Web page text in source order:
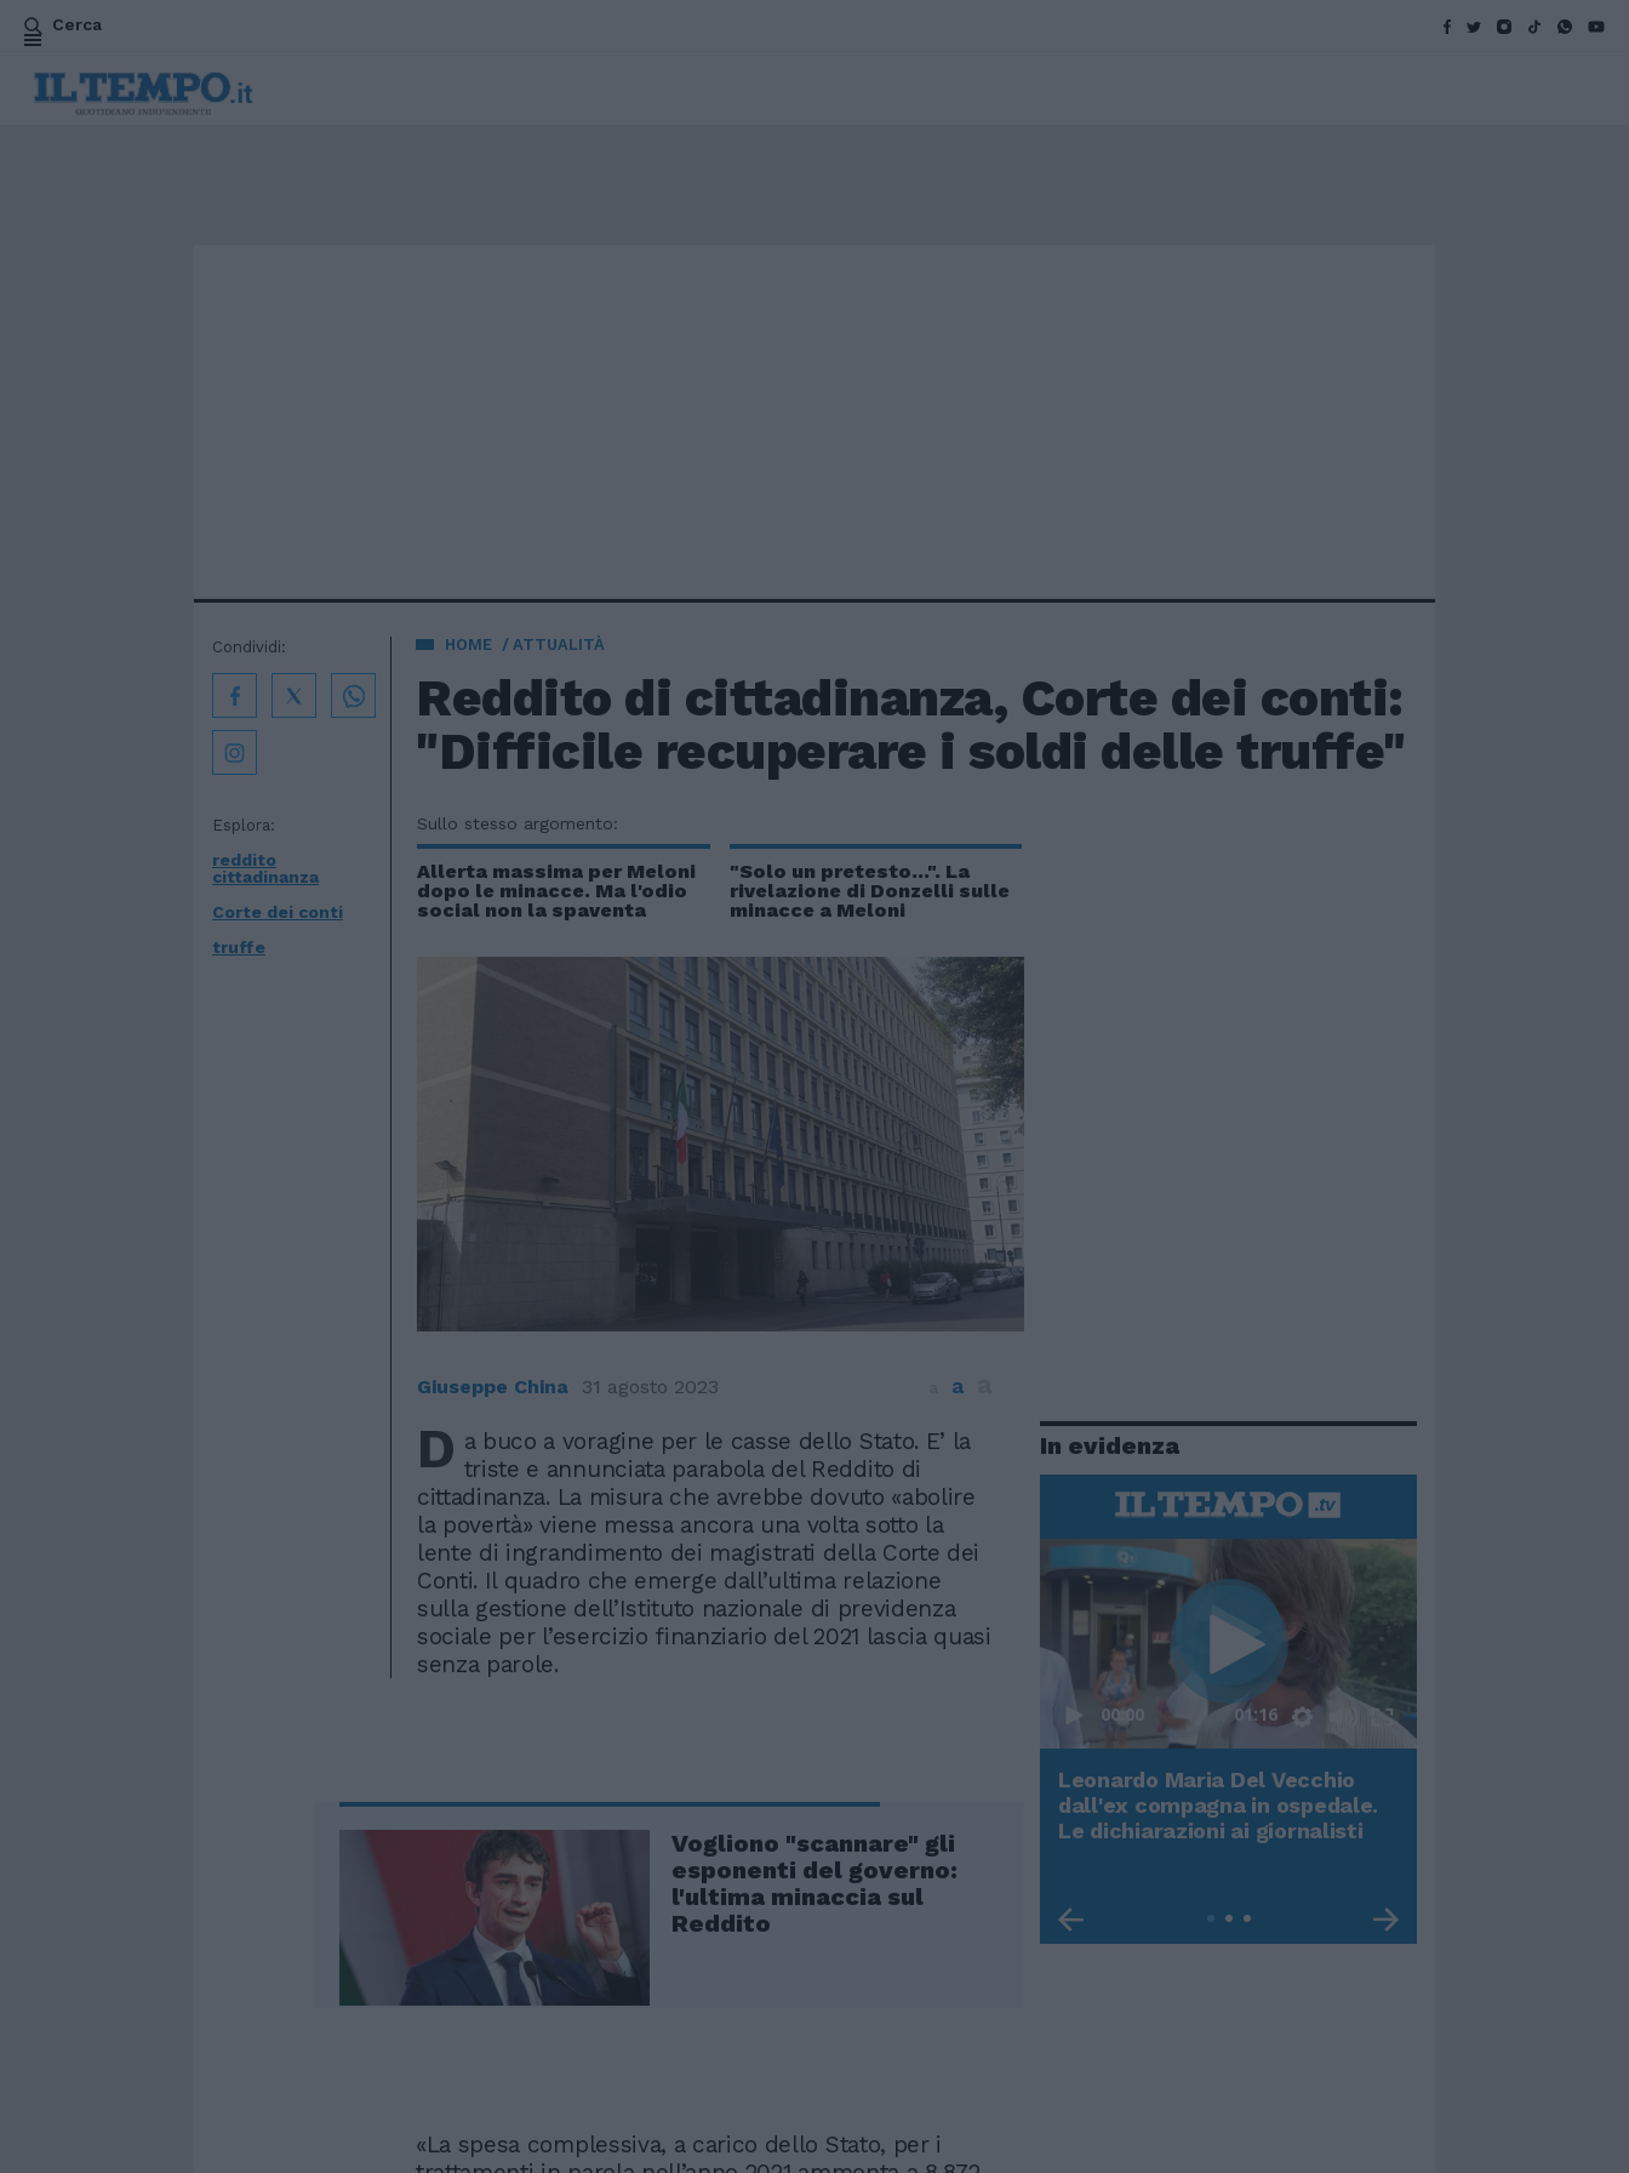
Cerca
HOME ATTUALITÀ
Reddito di cittadinanza, Corte dei conti:
"Difficile recuperare i soldi delle truffe"
Esplora:
reddito
cittadinanza
Corte dei conti
truffe
Condividi:
Sullo stesso argomento:
Allerta massima per Meloni
dopo le minacce. Ma l'odio
social non la spaventa
"Solo un pretesto...". La
rivelazione di Donzelli sulle
minacce a Meloni
Giuseppe China 31 agosto 2023 a
D a buco a voragine per le casse dello Stato. E’ la
triste e annunciata parabola del Reddito di
cittadinanza. La misura che avrebbe dovuto «abolire
la povertà» viene messa ancora una volta sotto la
lente di ingrandimento dei magistrati della Corte dei
Conti. Il quadro che emerge dall’ultima relazione
sulla gestione dell’Istituto nazionale di previdenza
sociale per l’esercizio finanziario del 2021 lascia quasi
senza parole.
Vogliono "scannare" gli
esponenti del governo:
l'ultima minaccia sul
Reddito
«La spesa complessiva, a carico dello Stato, per i
In evidenza
Trump, Meloni e la strategia
americana
00:00 01:16
Leonardo Maria Del Vecchio
dall'ex compagna in ospedale.
Le dichiarazioni ai giornalisti